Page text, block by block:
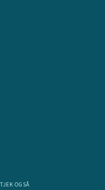
TJEK OGSÅ